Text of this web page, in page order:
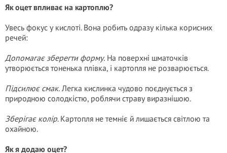
Як оцет впливає на картоплю?
Увесь фокус у кислоті. Вона робить одразу кілька корисних
речей:
Допомагає зберегти форму. На поверхні шматочків
утворюється тоненька плівка, і картопля не розварюється.
Підсилює смак. Легка кислинка чудово поєднується з
природною солодкістю, роблячи страву виразнішою.
Зберігає колір. Картопля не темніє й лишається світлою та
охайною.
Як я додаю оцет?